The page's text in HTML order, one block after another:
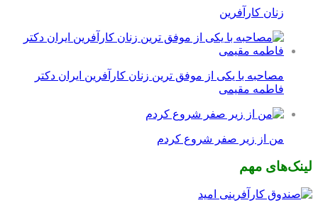
زنان کارآفرین
مصاحبه با یکی از موفق ترین زنان کارآفرین ایران دکتر
فاطمه مقیمی
من از زیر صفر شروع کردم
لینک‌های مهم